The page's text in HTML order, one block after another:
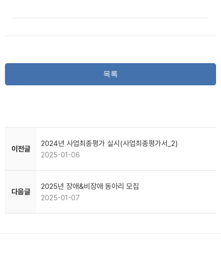
목록
이전글
2024년 사업최종평가 실시(사업최종평가서_2)
2025-01-06
다음글
2025년 장애&비장애 동아리 모집
2025-01-07